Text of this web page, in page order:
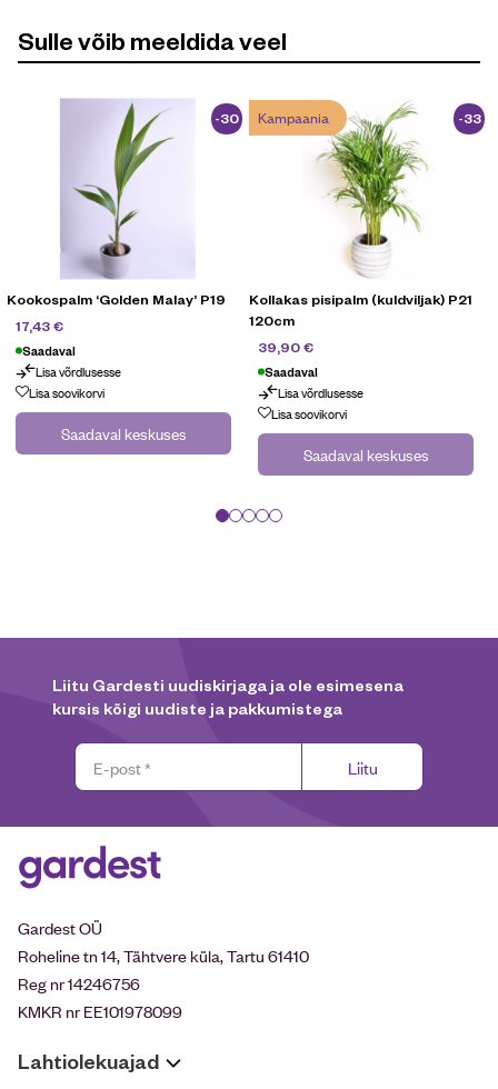
Sulle võib meeldida veel
-30
%
Kookospalm ‘Golden Malay’ P19
17,43€
Saadaval
Lisa võrdlusesse
Lisa soovikorvi
Saadaval keskuses
Kampaania
-33
%
Kollakas pisipalm (kuldviljak) P21
120cm
39,90€
Saadaval
Kampaania
Lisa võrdlusesse
Lisa soovikorvi
Saadaval keskuses
Liitu Gardesti uudiskirjaga ja ole esimesena
kursis kõigi uudiste ja pakkumistega
Liitu
Gardest OÜ
Roheline tn 14, Tähtvere küla, Tartu 61410
Reg nr 14246756
KMKR nr EE101978099
Lahtiolekuajad